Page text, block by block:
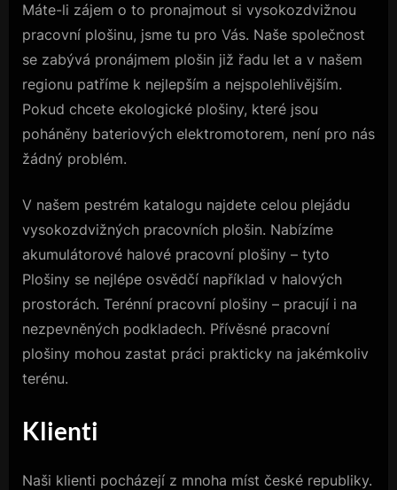
Máte-li zájem o to pronajmout si vysokozdvižnou
pracovní plošinu, jsme tu pro Vás. Naše společnost
se zabývá pronájmem plošin již řadu let a v našem
regionu patříme k nejlepším a nejspolehlivějším.
Pokud chcete ekologické plošiny, které jsou
poháněny bateriových elektromotorem, není pro nás
žádný problém.
V našem pestrém katalogu najdete celou plejádu
vysokozdvižných pracovních plošin. Nabízíme
akumulátorové halové pracovní plošiny – tyto
Plošiny se nejlépe osvědčí například v halových
prostorách. Terénní pracovní plošiny – pracují i na
nezpevněných podkladech. Přívěsné pracovní
plošiny mohou zastat práci prakticky na jakémkoliv
terénu.
Klienti
Naši klienti pocházejí z mnoha míst české republiky.